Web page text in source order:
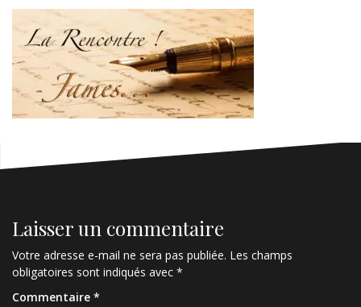
Laisser un commentaire
Votre adresse e-mail ne sera pas publiée. Les champs
obligatoires sont indiqués avec *
Commentaire *